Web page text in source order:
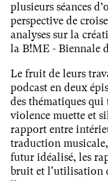
plusieurs séances
perspective de
analyses sur la
la B!ME - Biennale
Le fruit de leurs
podcast en deux
des thématiques qui
violence muette et
rapport entre
traduction
futur idéalisé, les
bruit et l'utilisation